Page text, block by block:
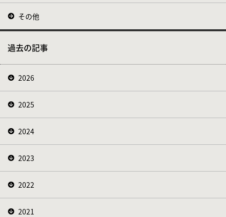
その他
過去の記事
2026
2025
2024
2023
2022
2021